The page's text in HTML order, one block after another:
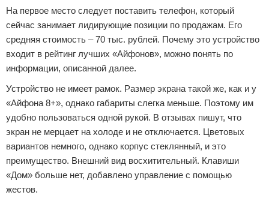
На первое место следует поставить телефон, который
сейчас занимает лидирующие позиции по продажам. Его
средняя стоимость – 70 тыс. рублей. Почему это устройство
входит в рейтинг лучших «Айфонов», можно понять по
информации, описанной далее.
Устройство не имеет рамок. Размер экрана такой же, как и у
«Айфона 8+», однако габариты слегка меньше. Поэтому им
удобно пользоваться одной рукой. В отзывах пишут, что
экран не мерцает на холоде и не отключается. Цветовых
вариантов немного, однако корпус стеклянный, и это
преимущество. Внешний вид восхитительный. Клавиши
«Дом» больше нет, добавлено управление с помощью
жестов.